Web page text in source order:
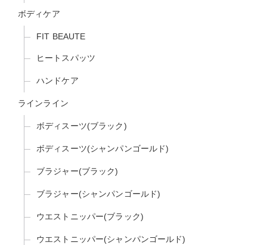
ボディケア
FIT BEAUTE
ヒートスパッツ
ハンドケア
ラインライン
ボディスーツ(ブラック)
ボディスーツ(シャンパンゴールド)
ブラジャー(ブラック)
ブラジャー(シャンパンゴールド)
ウエストニッパー(ブラック)
ウエストニッパー(シャンパンゴールド)